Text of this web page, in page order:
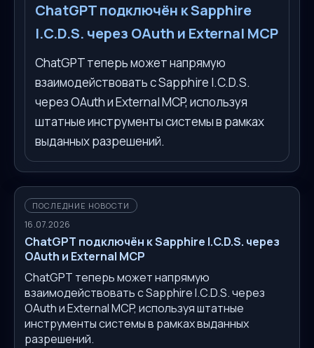
ChatGPT подключён к Sapphire
I.C.D.S. через OAuth и External MCP
ChatGPT теперь может напрямую
взаимодействовать с Sapphire I.C.D.S.
через OAuth и External MCP, используя
штатные инструменты системы в рамках
выданных разрешений.
ПОСЛЕДНИЕ НОВОСТИ
16.07.2026
ChatGPT подключён к Sapphire I.C.D.S. через
OAuth и External MCP
ChatGPT теперь может напрямую
взаимодействовать с Sapphire I.C.D.S. через
OAuth и External MCP, используя штатные
инструменты системы в рамках выданных
разрешений.